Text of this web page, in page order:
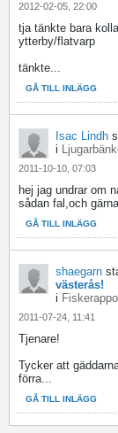
2012-02-05, 22:00
tja tänkte bara
ytterby/flatvarp
tänkte...
GÅ TILL INLÄGG
Isac Lindh
i
2011-10-10, 07:03
hej jag undrar om
sådan fal,och
GÅ TILL INLÄGG
shaegarn
västerås!
i
2011-07-24, 11:41
Tjenare!
Tycker att
förra...
GÅ TILL INLÄGG